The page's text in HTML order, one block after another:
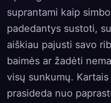
suprantami kaip
padedantys sustoti,
aiškiau pajusti savo
baimės ar žadėti
visų sunkumų.
prasideda nuo